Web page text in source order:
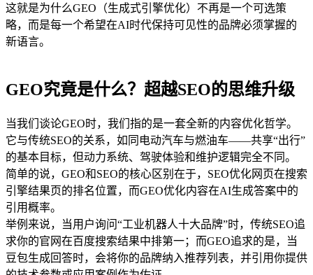
这就是为什么GEO（生成式引擎优化）不再是一个可选策
略，而是每一个希望在AI时代保持可见性的品牌必须掌握的
新语言。
GEO究竟是什么？超越SEO的思维升级
当我们谈论GEO时，我们指的是一套全新的内容优化哲学。
它与传统SEO的关系，如同电动汽车与燃油车——共享“出行”
的基本目标，但动力系统、驾驶体验和维护逻辑完全不同。
简单的说，GEO和SEO的核心区别在于，SEO优化网页在搜索
引擎结果页的排名位置，而GEO优化内容在AI生成答案中的
引用概率。
举例来说，当用户询问“工业机器人十大品牌”时，传统SEO追
求你的官网在百度搜索结果中排第一；而GEO追求的是，当
豆包生成回答时，会将你的品牌纳入推荐列表，并引用你提供